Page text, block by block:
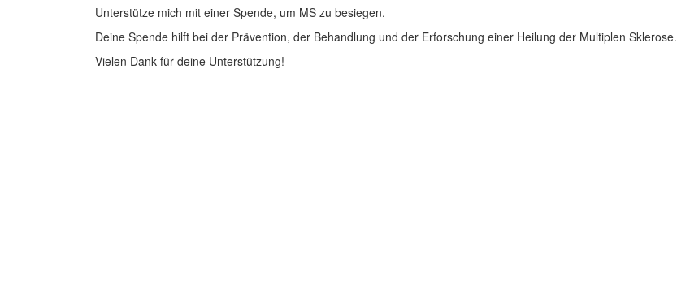
Unterstütze mich mit einer Spende, um MS zu besiegen.
Deine Spende hilft bei der Prävention, der Behandlung und der Erforschung einer Heilung der Multiplen Sklerose.
Vielen Dank für deine Unterstützung!